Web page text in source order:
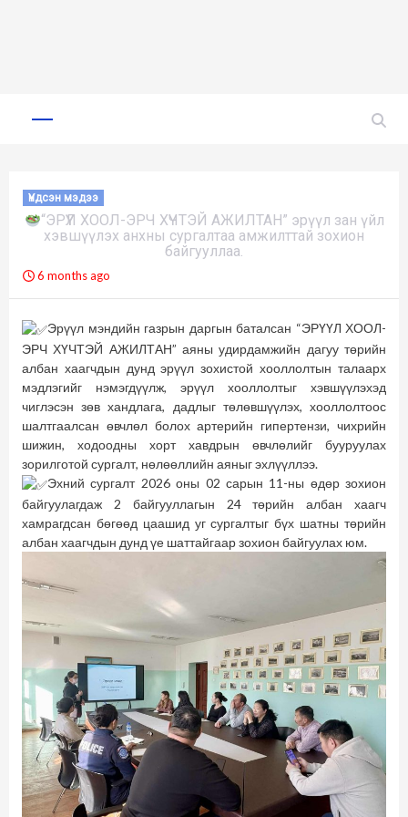
Primary
Үндсэн мэдээ
“ЭРҮҮЛ ХООЛ-ЭРЧ ХҮЧТЭЙ АЖИЛТАН” эрүүл зан үйл
хэвшүүлэх анхны сургалтаа амжилттай зохион
байгууллаа.
6 months ago
Эрүүл мэндийн газрын даргын баталсан “ЭРҮҮЛ ХООЛ-
ЭРЧ ХҮЧТЭЙ АЖИЛТАН” аяны удирдамжийн дагуу төрийн
албан хаагчдын дунд эрүүл зохистой хооллолтын талаарх
мэдлэгийг нэмэгдүүлж, эрүүл хооллолтыг хэвшүүлэхэд
чиглэсэн зөв хандлага, дадлыг төлөвшүүлэх, хооллолтоос
шалтгаалсан өвчлөл болох артерийн гипертензи, чихрийн
шижин, ходоодны хорт хавдрын өвчлөлийг бууруулах
зорилготой сургалт, нөлөөллийн аяныг эхлүүллээ.
Эхний сургалт 2026 оны 02 сарын 11-ны өдөр зохион
байгуулагдаж 2 байгууллагын 24 төрийн албан хаагч
хамрагдсан бөгөөд цаашид уг сургалтыг бүх шатны төрийн
албан хаагчдын дунд үе шаттайгаар зохион байгуулах юм.